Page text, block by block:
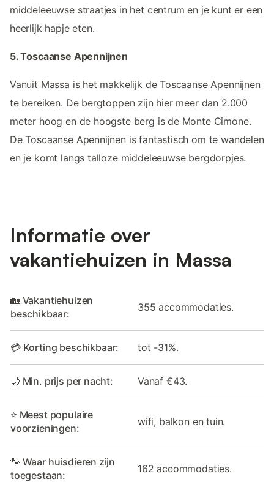
middeleeuwse straatjes in het centrum en je kunt er een
heerlijk hapje eten.
5. Toscaanse Apennijnen
Vanuit Massa is het makkelijk de Toscaanse Apennijnen
te bereiken. De bergtoppen zijn hier meer dan 2.000
meter hoog en de hoogste berg is de Monte Cimone.
De Toscaanse Apennijnen is fantastisch om te wandelen
en je komt langs talloze middeleeuwse bergdorpjes.
Informatie over
vakantiehuizen in Massa
🏡 Vakantiehuizen
beschikbaar:
355 accommodaties.
💳 Korting beschikbaar: tot -31%.
🌙 Min. prijs per nacht: Vanaf €43.
⭐ Meest populaire
voorzieningen:
wifi, balkon en tuin.
🐾 Waar huisdieren zijn
toegestaan:
162 accommodaties.